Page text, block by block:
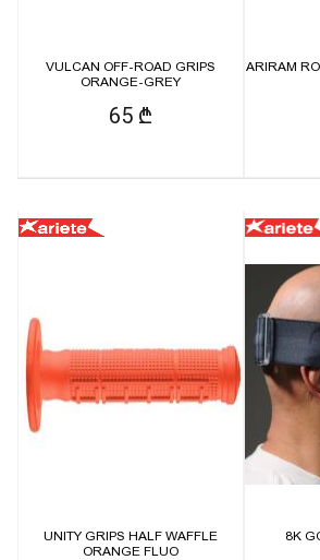
VULCAN OFF-ROAD GRIPS
ORANGE-GREY
65 ₾
ARIRAM
UNITY GRIPS HALF WAFFLE
ORANGE FLUO
8K